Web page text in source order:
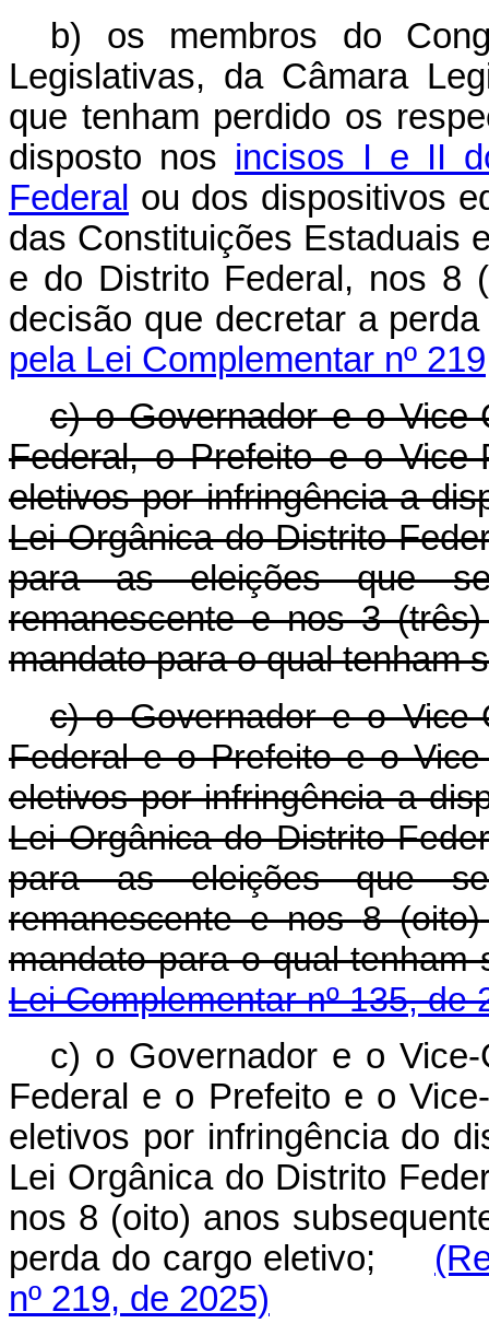
b) os membros do
Legislativas, da Câmara
que tenham perdido os
disposto nos incisos I e II
Federal ou dos dispositivos
das Constituições Estaduais
e do Distrito Federal, nos 8
decisão que decretar a
pela Lei Complementar nº
c) o Governador e o
Federal, o Prefeito e o
eletivos por infringência a
Lei Orgânica do Distrito
para as eleições que
remanescente e nos 3
mandato para o qual tenham
c) o Governador e o
Federaleo Prefeito e o
eletivos por infringência a
Lei Orgânica do Distrito
para as eleições que
remanescente e nos8 (oito)
mandato para o qual tenham
Lei Complementar nº 135, de
c) o Governador e o
Federal e o Prefeito e o
eletivos por infringência do
Lei Orgânica do Distrito
nos 8 (oito) anos
perda do cargo eletivo;
nº 219, de 2025)